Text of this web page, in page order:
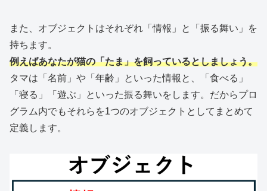
また、オブジェクトはそれぞれ「情報」と「振る舞い」を
持ちます。
例えばあなたが猫の「たま」を飼っているとしましょう。
タマは「名前」や「年齢」といった情報と、「食べる」
「寝る」「遊ぶ」といった振る舞いをします。だからプロ
グラム内でもそれらを1つのオブジェクトとしてまとめて
定義します。